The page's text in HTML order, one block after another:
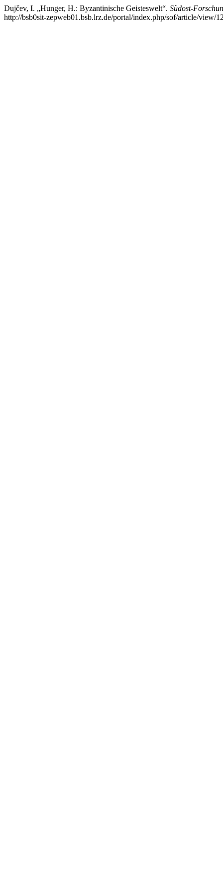
Dujčev, I. „Hunger, H.: Byzantinische Geisteswelt“. Südost-
http://bsb0sit-zepweb01.bsb.lrz.de/portal/index.php/sof/article/view/